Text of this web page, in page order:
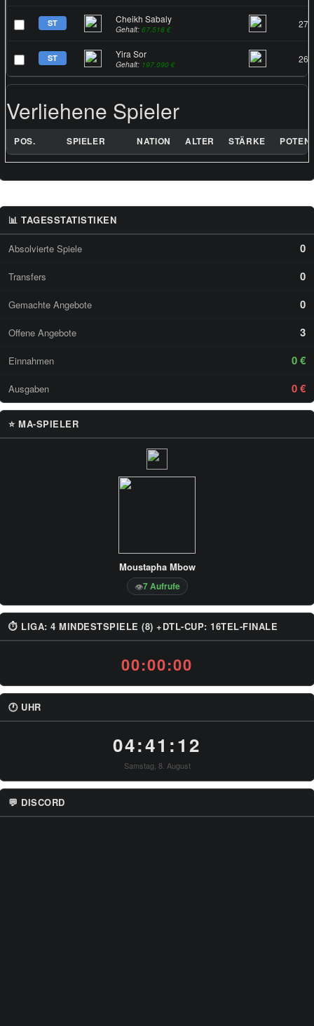
ST Cheikh Sabaly
Gehalt: 67.518 € 27
ST Yira Sor
Gehalt: 197.090 € 26
Verliehene Spieler
POS. SPIELER NATION ALTER STÄRKE
📊 TAGESSTATISTIKEN
Absolvierte Spiele 0
Transfers 0
Gemachte Angebote 0
Offene Angebote 3
Einnahmen 0 €
Ausgaben 0 €
⭐ MA-SPIELER
Moustapha Mbow
👁7 Aufrufe
⏱ LIGA: 4 MINDESTSPIELE (8) +DTL-CUP: 16TEL-FINALE
00:00:00
🕐 UHR
04:41:12
Samstag, 8. August
💬 DISCORD